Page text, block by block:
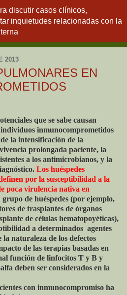
discutir casos clínicos,
inquietudes relacionadas con la
2013
EN
que se sabe causan
inmunocomprometidos
la intensificación de la
prolongada paciente, la
a los antimicrobianos, y la
Los huéspedes
por la susceptibilidad a la
poca virulencia nativa en
grupo de huéspedes (por ejemplo,
de trasplantes de órganos
de células hematopoyéticas),
a determinados agentes
la naturaleza de los defectos
de las terapias basadas en
función de linfocitos T y B y
deben ser considerados en la
con inmunocompromiso ha